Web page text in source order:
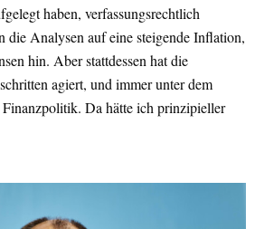
haben, verfassungsrechtlich
die Analysen auf eine steigende Inflation,
hin. Aber stattdessen hat die
agiert, und immer unter dem
Da hätte ich prinzipieller